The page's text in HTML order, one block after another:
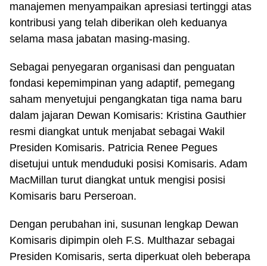
manajemen menyampaikan apresiasi tertinggi atas
kontribusi yang telah diberikan oleh keduanya
selama masa jabatan masing-masing.
Sebagai penyegaran organisasi dan penguatan
fondasi kepemimpinan yang adaptif, pemegang
saham menyetujui pengangkatan tiga nama baru
dalam jajaran Dewan Komisaris: Kristina Gauthier
resmi diangkat untuk menjabat sebagai Wakil
Presiden Komisaris. Patricia Renee Pegues
disetujui untuk menduduki posisi Komisaris. Adam
MacMillan turut diangkat untuk mengisi posisi
Komisaris baru Perseroan.
Dengan perubahan ini, susunan lengkap Dewan
Komisaris dipimpin oleh F.S. Multhazar sebagai
Presiden Komisaris, serta diperkuat oleh beberapa